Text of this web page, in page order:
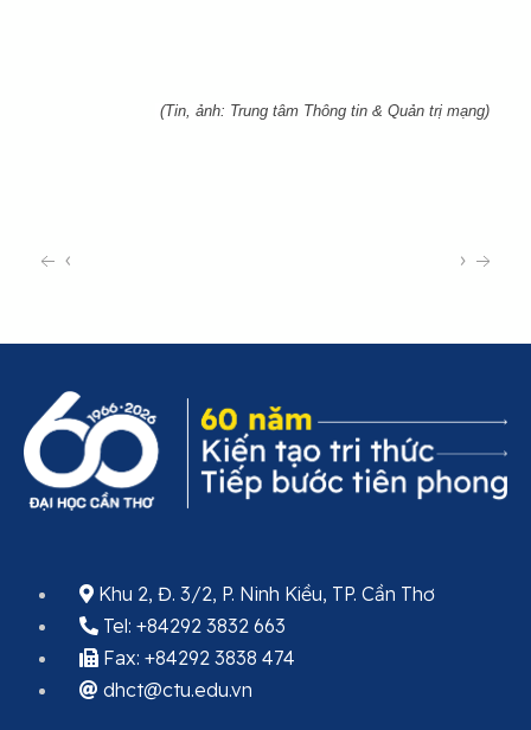
(Tin, ảnh: Trung tâm Thông tin & Quản trị mạng)
‹ ›
Khu 2, Đ. 3/2, P. Ninh Kiều, TP. Cần Thơ
Tel: +84292 3832 663
Fax: +84292 3838 474
dhct@ctu.edu.vn